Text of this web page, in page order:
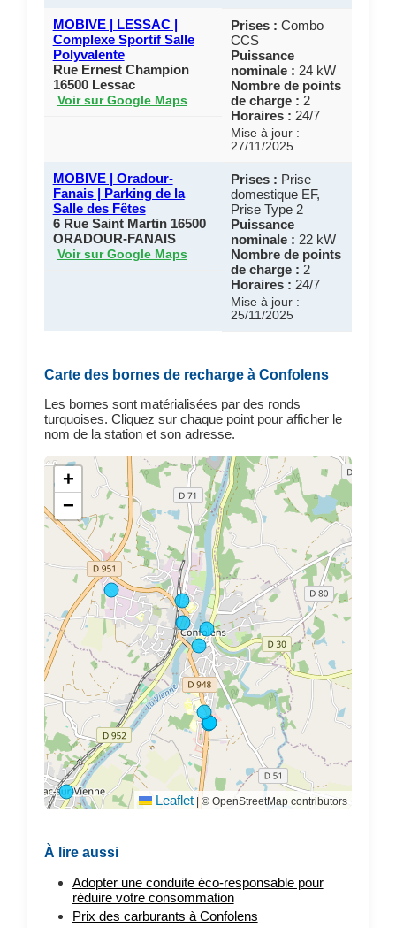
MOBIVE | LESSAC |
Complexe Sportif Salle
Polyvalente
Rue Ernest Champion
16500 Lessac
Voir sur Google Maps
Prises : Combo
CCS
Puissance
nominale : 24 kW
Nombre de points
de charge : 2
Horaires : 24/7
Mise à jour :
27/11/2025
MOBIVE | Oradour-
Fanais | Parking de la
Salle des Fêtes
6 Rue Saint Martin 16500
ORADOUR-FANAIS
Voir sur Google Maps
Prises : Prise
domestique EF,
Prise Type 2
Puissance
nominale : 22 kW
Nombre de points
de charge : 2
Horaires : 24/7
Mise à jour :
25/11/2025
Carte des bornes de recharge à Confolens
Les bornes sont matérialisées par des ronds
turquoises. Cliquez sur chaque point pour afficher le
nom de la station et son adresse.
+
−
Leaflet | © OpenStreetMap contributors
À lire aussi
Adopter une conduite éco-responsable pour
réduire votre consommation
Prix des carburants à Confolens